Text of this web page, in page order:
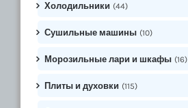
Холодильники (44)
Сушильные машины (10)
Морозильные лари и шкафы (16)
Плиты и духовки (115)